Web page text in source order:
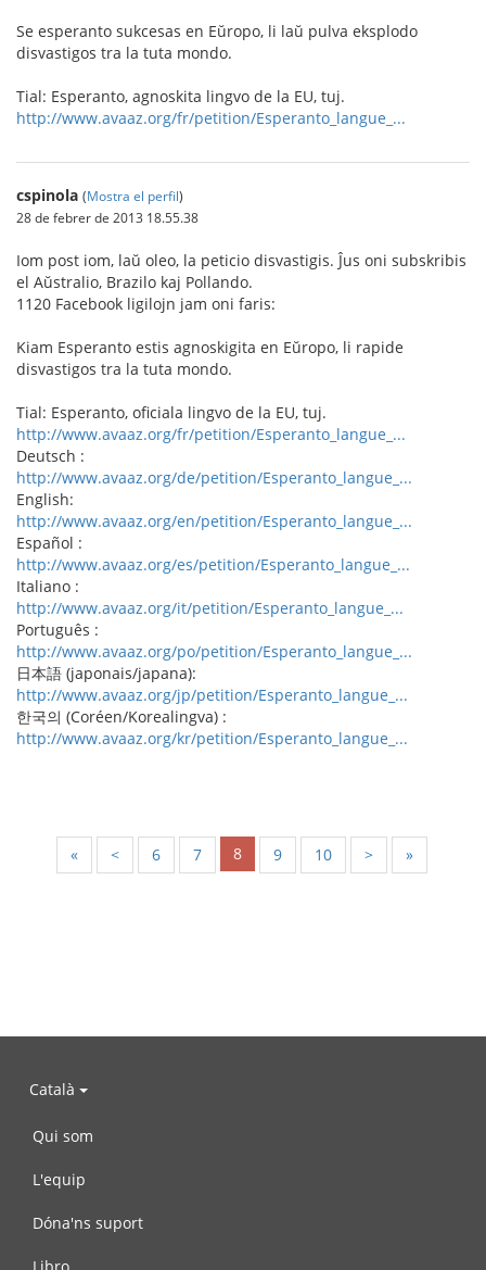
Se esperanto sukcesas en Eŭropo, li laŭ pulva eksplodo
disvastigos tra la tuta mondo.
Tial: Esperanto, agnoskita lingvo de la EU, tuj.
http://www.avaaz.org/fr/petition/Esperanto_langue_...
cspinola (Mostra el perfil)
28 de febrer de 2013 18.55.38
Iom post iom, laŭ oleo, la peticio disvastigis. Ĵus oni subskribis
el Aŭstralio, Brazilo kaj Pollando.
1120 Facebook ligilojn jam oni faris:
Kiam Esperanto estis agnoskigita en Eŭropo, li rapide
disvastigos tra la tuta mondo.
Tial: Esperanto, oficiala lingvo de la EU, tuj.
http://www.avaaz.org/fr/petition/Esperanto_langue_...
Deutsch :
http://www.avaaz.org/de/petition/Esperanto_langue_...
English:
http://www.avaaz.org/en/petition/Esperanto_langue_...
Español :
http://www.avaaz.org/es/petition/Esperanto_langue_...
Italiano :
http://www.avaaz.org/it/petition/Esperanto_langue_...
Português :
http://www.avaaz.org/po/petition/Esperanto_langue_...
日本語 (japonais/japana):
http://www.avaaz.org/jp/petition/Esperanto_langue_...
한국의 (Coréen/Korealingva) :
http://www.avaaz.org/kr/petition/Esperanto_langue_...
« < 6 7 8 9 10 > »
Català
Qui som
L'equip
Dóna'ns suport